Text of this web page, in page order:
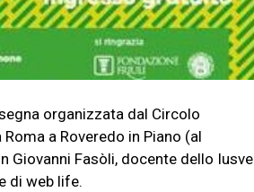
organizzata dal Circolo
a Roveredo in Piano (al
Giovanni Fasòli, docente dello Iusve
di web life.